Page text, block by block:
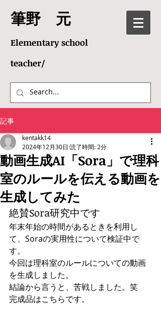
​筆野 元
Elementary school
teacher/
記事
動画生成AI「Sora」で理科
室のルールを伝える動画を
生成してみた
kentakk14
2024年12月30日 読了時間: 2分
絶賛Sora研究中です
年末年始の時間があるときを利用し
て、Soraの実用性について検証中で
す。
今回は理科室のルールについての動画
を生成しました。
結論から言うと、苦戦しました。笑
完成品はこちらです。